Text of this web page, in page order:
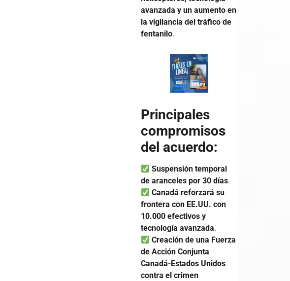
avanzada y un aumento en
la vigilancia del tráfico de
fentanilo.
Principales
compromisos
del acuerdo:
Suspensión temporal
de aranceles por 30 días.
Canadá reforzará su
frontera con EE.UU. con
10.000 efectivos y
tecnología avanzada.
Creación de una Fuerza
de Acción Conjunta
Canadá-Estados Unidos
contra el crimen